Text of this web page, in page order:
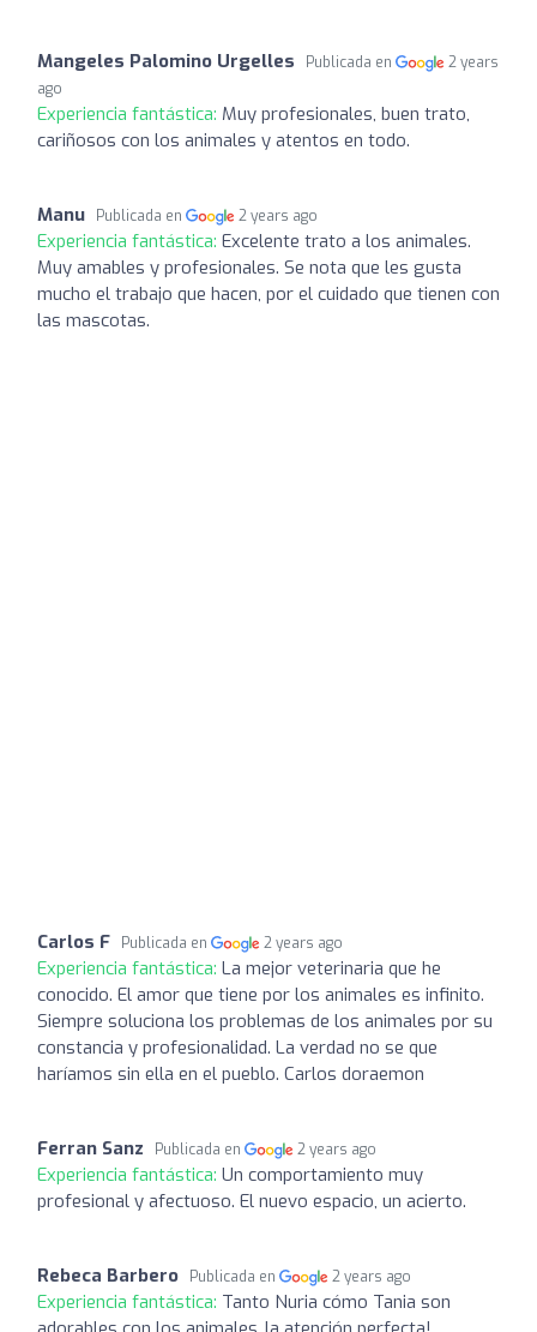
Mangeles Palomino Urgelles Publicada en
2 years
ago
Experiencia fantástica: Muy profesionales, buen trato,
cariñosos con los animales y atentos en todo.
Manu Publicada en 2 years ago
Experiencia fantástica: Excelente trato a los animales.
Muy amables y profesionales. Se nota que les gusta
mucho el trabajo que hacen, por el cuidado que tienen con
las mascotas.
Carlos F Publicada en 2 years ago
Experiencia fantástica: La mejor veterinaria que he
conocido. El amor que tiene por los animales es infinito.
Siempre soluciona los problemas de los animales por su
constancia y profesionalidad. La verdad no se que
haríamos sin ella en el pueblo. Carlos doraemon
Ferran Sanz Publicada en 2 years ago
Experiencia fantástica: Un comportamiento muy
profesional y afectuoso. El nuevo espacio, un acierto.
Rebeca Barbero Publicada en 2 years ago
Experiencia fantástica: Tanto Nuria cómo Tania son